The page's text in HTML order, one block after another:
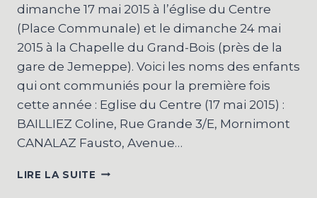
dimanche 17 mai 2015 à l’église du Centre
(Place Communale) et le dimanche 24 mai
2015 à la Chapelle du Grand-Bois (près de la
gare de Jemeppe). Voici les noms des enfants
qui ont communiés pour la première fois
cette année : Eglise du Centre (17 mai 2015) :
BAILLIEZ Coline, Rue Grande 3/E, Mornimont
CANALAZ Fausto, Avenue…
LIRE LA SUITE PREMIÈRES